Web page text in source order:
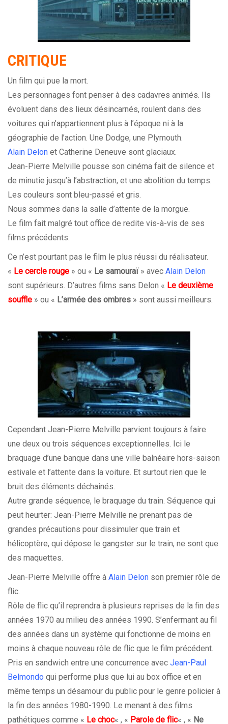
CRITIQUE
Un film qui pue la mort.
Les personnages font penser à des cadavres animés. Ils
évoluent dans des lieux désincarnés, roulent dans des
voitures qui n’appartiennent plus à l’époque ni à la
géographie de l’action. Une Dodge, une Plymouth.
Alain Delon et Catherine Deneuve sont glaciaux.
Jean-Pierre Melville pousse son cinéma fait de silence et
de minutie jusqu’à l’abstraction, et une abolition du temps.
Les couleurs sont bleu-passé et gris.
Nous sommes dans la salle d’attente de la morgue.
Le film fait malgré tout office de redite vis-à-vis de ses
films précédents.
Ce n’est pourtant pas le film le plus réussi du réalisateur.
« Le cercle rouge » ou « Le samouraï» avec Alain Delon
sont supérieurs. D’autres films sans Delon « Le deuxième
souffle » ou « L’armée des ombres » sont aussi meilleurs.
Cependant Jean-Pierre Melville parvient toujours à faire
une deux ou trois séquences exceptionnelles. Ici le
braquage d’une banque dans une ville balnéaire hors-saison
estivale et l’attente dans la voiture. Et surtout rien que le
bruit des éléments déchainés.
Autre grande séquence, le braquage du train. Séquence qui
peut heurter: Jean-Pierre Melville ne prenant pas de
grandes précautions pour dissimuler que train et
hélicoptère, qui dépose le gangster sur le train, ne sont que
des maquettes.
Jean-Pierre Melville offre à Alain Delon son premier rôle de
flic.
Rôle de flic qu’il reprendra à plusieurs reprises de la fin des
années 1970 au milieu des années 1990. S’enfermant au fil
des années dans un système qui fonctionne de moins en
moins à chaque nouveau rôle de flic que le film précédent.
Pris en sandwich entre une concurrence avec Jean-Paul
Belmondo qui performe plus que lui au box office et en
même temps un désamour du public pour le genre policier à
la fin des années 1980-1990. Le menant à des films
pathétiques comme « Le choc« , « Parole de flic« , « Ne